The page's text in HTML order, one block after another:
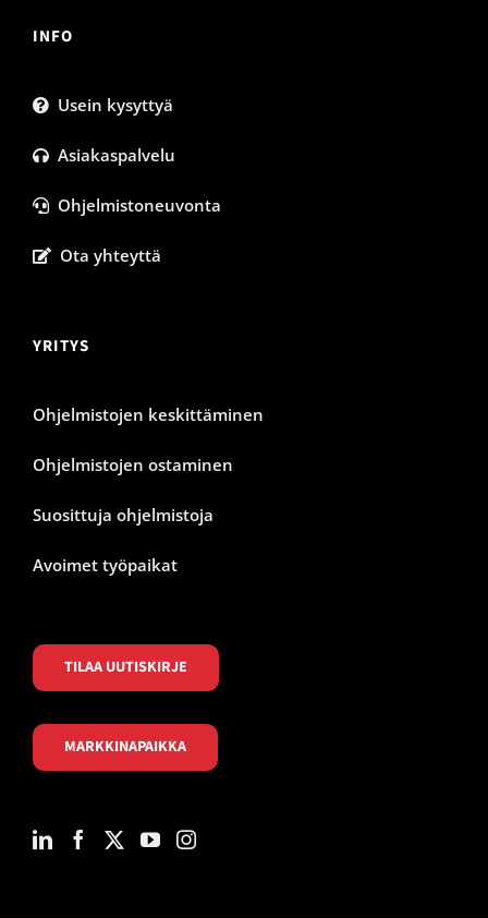
INFO
Usein kysyttyä
Asiakaspalvelu
Ohjelmistoneuvonta
Ota yhteyttä
YRITYS
Ohjelmistojen keskittäminen
Ohjelmistojen ostaminen
Suosittuja ohjelmistoja
Avoimet työpaikat
TILAA UUTISKIRJE
MARKKINAPAIKKA